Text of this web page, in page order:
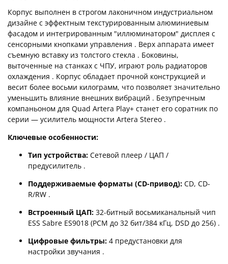
Корпус выполнен в строгом лаконичном индустриальном
дизайне с эффектным текстурированным алюминиевым
фасадом и интегрированным "иллюминатором" дисплея с
сенсорными кнопками управления . Верх аппарата имеет
съемную вставку из толстого стекла . Боковины,
выточенные на станках с ЧПУ, играют роль радиаторов
охлаждения . Корпус обладает прочной конструкцией и
весит более восьми килограмм, что позволяет значительно
уменьшить влияние внешних вибраций . Безупречным
компаньоном для Quad Artera Play+ станет его соратник по
серии — усилитель мощности Artera Stereo .
Ключевые особенности:
Тип устройства: Сетевой плеер / ЦАП /
предусилитель .
Поддерживаемые форматы (CD-привод): CD, CD-
R/RW .
Встроенный ЦАП: 32-битный восьмиканальный чип
ESS Sabre ES9018 (PCM до 32 бит/384 кГц, DSD до 256) .
Цифровые фильтры: 4 предустановки для
настройки звучания .